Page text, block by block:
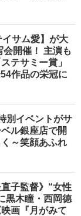
イサム愛】が大
会開催！ 主演も
テサミー賞」
作品の栄冠に
別イベントがサ
ル銀座店で開
～笑顔あふれ
子監督》“女性
黒木瞳・西岡德
画『月がみて